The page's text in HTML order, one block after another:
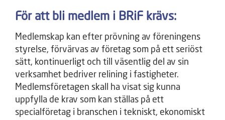
För att bli medlem i BRiF krävs:
Medlemskap kan efter prövning av föreningens
styrelse, förvärvas av företag som på ett seriöst
sätt, kontinuerligt och till väsentlig del av sin
verksamhet bedriver relining i fastigheter.
Medlemsföretagen skall ha visat sig kunna
uppfylla de krav som kan ställas på ett
specialföretag i branschen i tekniskt, ekonomiskt